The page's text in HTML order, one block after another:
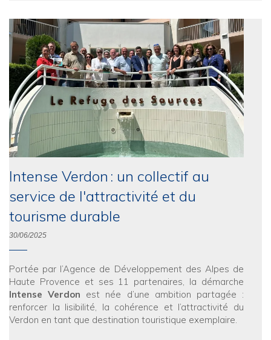
Intense Verdon : un collectif au
service de l'attractivité et du
tourisme durable
30/06/2025
Portée par l’Agence de Développement des Alpes de
Haute Provence et ses 11 partenaires, la démarche
Intense Verdon est née d’une ambition partagée :
renforcer la lisibilité, la cohérence et l’attractivité du
Verdon en tant que destination touristique exemplaire.